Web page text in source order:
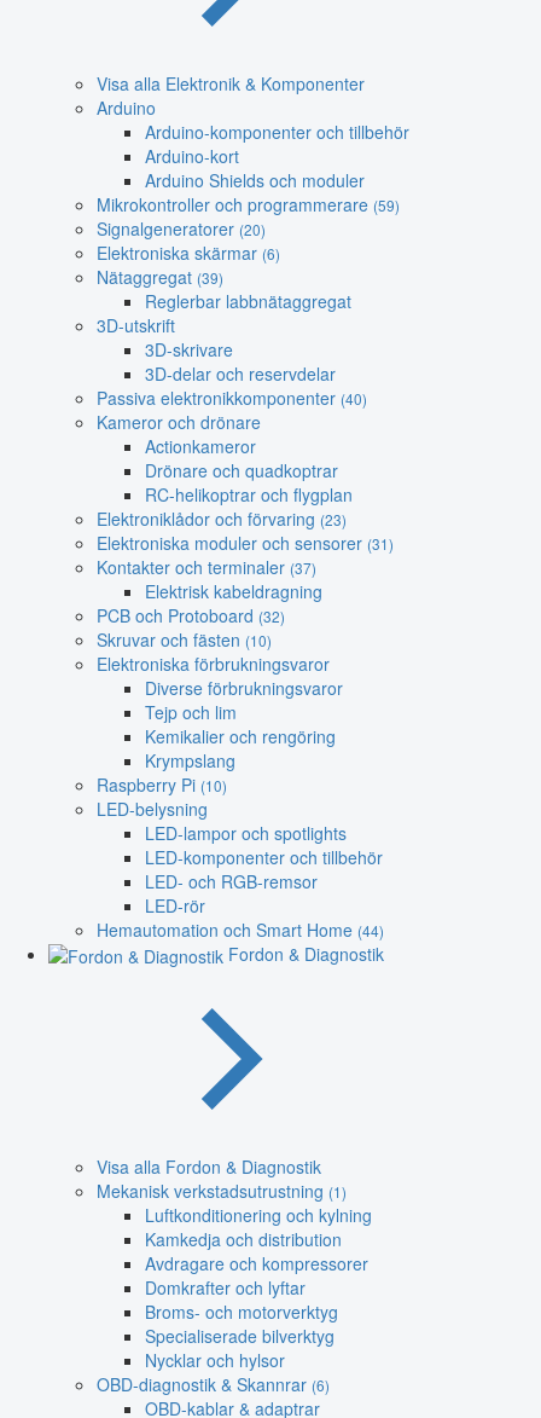
Visa alla Elektronik & Komponenter
Arduino
Arduino-komponenter och tillbehör
Arduino-kort
Arduino Shields och moduler
Mikrokontroller och programmerare (59)
Signalgeneratorer (20)
Elektroniska skärmar (6)
Nätaggregat (39)
Reglerbar labbnätaggregat
3D-utskrift
3D-skrivare
3D-delar och reservdelar
Passiva elektronikkomponenter (40)
Kameror och drönare
Actionkameror
Drönare och quadkoptrar
RC-helikoptrar och flygplan
Elektroniklådor och förvaring (23)
Elektroniska moduler och sensorer (31)
Kontakter och terminaler (37)
Elektrisk kabeldragning
PCB och Protoboard (32)
Skruvar och fästen (10)
Elektroniska förbrukningsvaror
Diverse förbrukningsvaror
Tejp och lim
Kemikalier och rengöring
Krympslang
Raspberry Pi (10)
LED-belysning
LED-lampor och spotlights
LED-komponenter och tillbehör
LED- och RGB-remsor
LED-rör
Hemautomation och Smart Home (44)
Fordon & Diagnostik
Visa alla Fordon & Diagnostik
Mekanisk verkstadsutrustning (1)
Luftkonditionering och kylning
Kamkedja och distribution
Avdragare och kompressorer
Domkrafter och lyftar
Broms- och motorverktyg
Specialiserade bilverktyg
Nycklar och hylsor
OBD-diagnostik & Skannrar (6)
OBD-kablar & adaptrar